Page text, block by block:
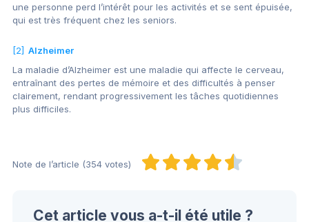
une personne perd l’intérêt pour les activités et se sent épuisée,
qui est très fréquent chez les seniors.
[2] Alzheimer
La maladie d’Alzheimer est une maladie qui affecte le cerveau,
entraînant des pertes de mémoire et des difficultés à penser
clairement, rendant progressivement les tâches quotidiennes
plus difficiles.
Note de l’article (354 votes)
Cet article vous a-t-il été utile ?